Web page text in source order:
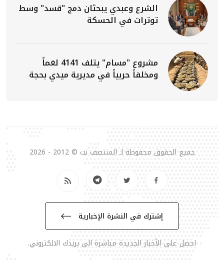
الشرع وعبدي يبحثان دمج "قسد" وسط
توترات في الحسكة
مشروع "مسام" يتلف 4141 لغماً
ومخلفاً حربياً في مديرية ميدي بحجة
جميع الحقوق محفوظة لـ المنتصف نت © 2012 - 2026
إشترك في النشرة الإخبارية
احصل على الأخبار الجديدة مباشرة الى بريدك الالكتروني.